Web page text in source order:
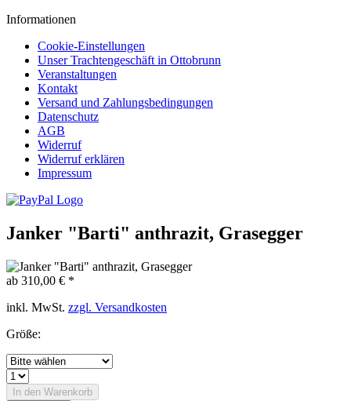
Informationen
Cookie-Einstellungen
Unser Trachtengeschäft in Ottobrunn
Veranstaltungen
Kontakt
Versand und Zahlungsbedingungen
Datenschutz
AGB
Widerruf
Widerruf erklären
Impressum
Janker "Barti" anthrazit, Grasegger
ab 310,00 € *
inkl. MwSt. zzgl. Versandkosten
Größe:
In den Warenkorb